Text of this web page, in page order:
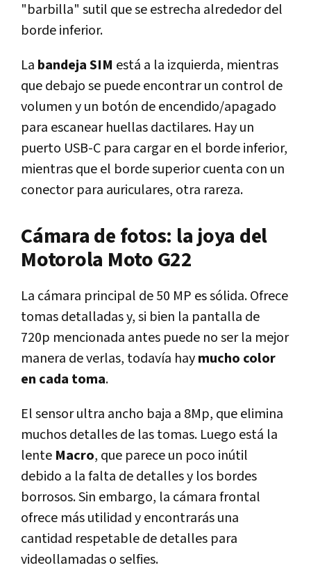
"barbilla" sutil que se estrecha alrededor del
borde inferior.
La bandeja SIM está a la izquierda, mientras
que debajo se puede encontrar un control de
volumen y un botón de encendido/apagado
para escanear huellas dactilares. Hay un
puerto USB-C para cargar en el borde inferior,
mientras que el borde superior cuenta con un
conector para auriculares, otra rareza.
Cámara de fotos: la joya del
Motorola Moto G22
La cámara principal de 50 MP es sólida. Ofrece
tomas detalladas y, si bien la pantalla de
720p mencionada antes puede no ser la mejor
manera de verlas, todavía haymucho color
en cada toma.
El sensor ultra ancho baja a 8Mp, que elimina
muchos detalles de las tomas. Luego está la
lente Macro, que parece un poco inútil
debido a la falta de detalles y los bordes
borrosos. Sin embargo, la cámara frontal
ofrece más utilidad y encontrarás una
cantidad respetable de detalles para
videollamadas o selfies.